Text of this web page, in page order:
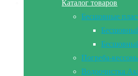
Каталог товаров
Бесшовные
Погреба-
Водоочистка